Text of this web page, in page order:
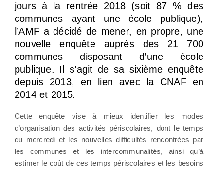
jours à la rentrée 2018 (soit 87 % des
communes ayant une école publique),
l’AMF a décidé de mener, en propre, une
nouvelle enquête auprès des 21 700
communes disposant d’une école
publique. Il s’agit de sa sixième enquête
depuis 2013, en lien avec la CNAF en
2014 et 2015.
Cette enquête vise à mieux identifier les modes
d’organisation des activités périscolaires, dont le temps
du mercredi et les nouvelles difficultés rencontrées par
les communes et les intercommunalités, ainsi qu’à
estimer le coût de ces temps périscolaires et les besoins